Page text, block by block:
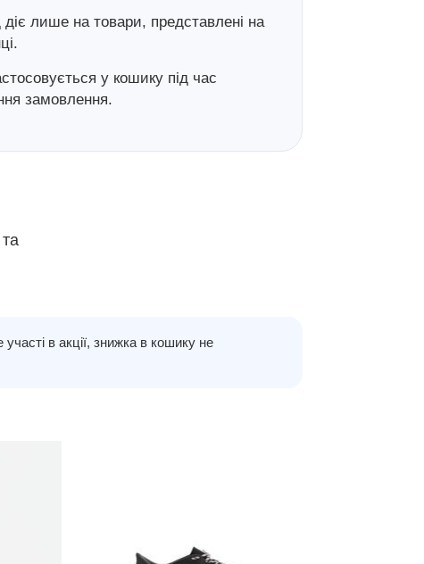
лише на товари, представлені на
у кошику під час
замовлення.
в акції, знижка в кошику не